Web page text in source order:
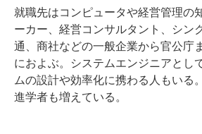
就職先はコンピュータや経営管理の
ーカー、経営コンサルタント、シン
通、商社などの一般企業から官公庁
におよぶ。システムエンジニアとし
ムの設計や効率化に携わる人もいる
進学者も増えている。